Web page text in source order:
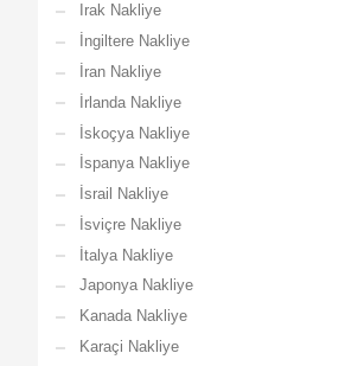
Irak Nakliye
İngiltere Nakliye
İran Nakliye
İrlanda Nakliye
İskoçya Nakliye
İspanya Nakliye
İsrail Nakliye
İsviçre Nakliye
İtalya Nakliye
Japonya Nakliye
Kanada Nakliye
Karaçi Nakliye